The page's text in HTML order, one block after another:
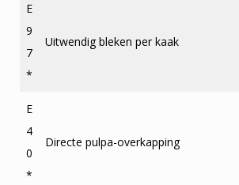
E
9
7
*
Uitwendig bleken per kaak
E
4
0
*
Directe pulpa-overkapping